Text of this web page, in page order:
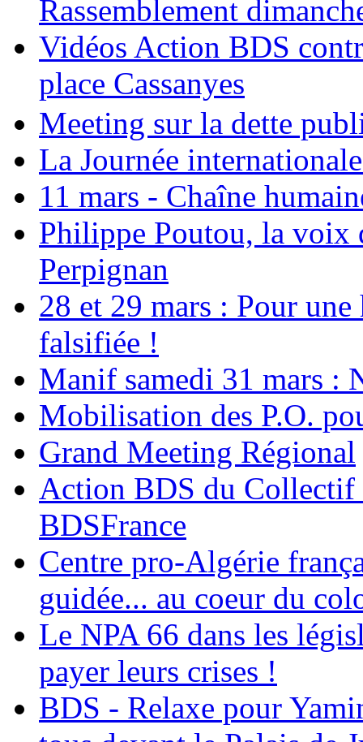
Rassemblement
Vidéos Action BDS
place Cassanyes
Meeting sur la dette
La Journée
11 mars - Chaîne
Philippe Poutou, la voix
Perpignan
28 et 29 mars : Pour
falsifiée !
Manif samedi 31 mars :
Mobilisation des P.O.
Grand Meeting Régional
Action BDS du Collectif
BDSFrance
Centre pro-Algérie
guidée... au coeur du
Le NPA 66 dans les
payer leurs crises !
BDS - Relaxe pour